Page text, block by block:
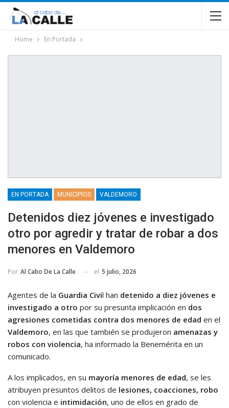
Home En Portada
EN PORTADA MUNICIPIOS VALDEMORO
Detenidos diez jóvenes e investigado
otro por agredir y tratar de robar a dos
menores en Valdemoro
Por Al Cabo De La Calle el 5 julio, 2026
Agentes de la Guardia Civil han detenido a diez jóvenes e
investigado a otro por su presunta implicación en dos
agresiones cometidas contra dos menores de edad en el
Valdemoro, en las que también se produjeron amenazas y
robos con violencia, ha informado la Benemérita en un
comunicado.
A los implicados, en su mayoría menores de edad, se les
atribuyen presuntos delitos de lesiones, coacciones, robo
con violencia e intimidación, uno de ellos en grado de